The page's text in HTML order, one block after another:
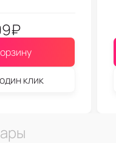
₽
клик